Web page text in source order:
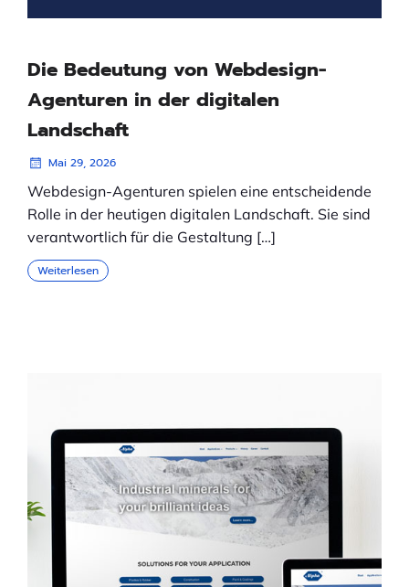
Die Bedeutung von Webdesign-
Agenturen in der digitalen
Landschaft
Mai 29, 2026
Webdesign-Agenturen spielen eine entscheidende
Rolle in der heutigen digitalen Landschaft. Sie sind
verantwortlich für die Gestaltung […]
Weiterlesen